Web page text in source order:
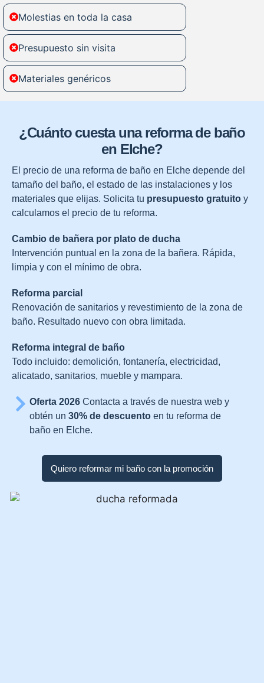
Molestias en toda la casa
Presupuesto sin visita
Materiales genéricos
¿Cuánto cuesta una reforma de baño
en Elche?
El precio de una reforma de baño en Elche depende del
tamaño del baño, el estado de las instalaciones y los
materiales que elijas. Solicita tu presupuesto gratuito y
calculamos el precio de tu reforma.
Cambio de bañera por plato de ducha
Intervención puntual en la zona de la bañera. Rápida,
limpia y con el mínimo de obra.
Reforma parcial
Renovación de sanitarios y revestimiento de la zona de
baño. Resultado nuevo con obra limitada.
Reforma integral de baño
Todo incluido: demolición, fontanería, electricidad,
alicatado, sanitarios, mueble y mampara.
Oferta 2026 Contacta a través de nuestra web y
obtén un 30% de descuento en tu reforma de
baño en Elche.
Quiero reformar mi baño con la promoción